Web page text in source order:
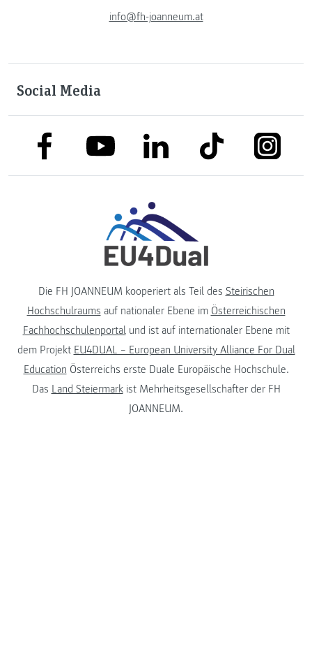
info@fh-joanneum.at
Social Media
link to facebooklink to youtubelink to linkedinlink to tiktok link to
Die FH JOANNEUM kooperiert als Teil des Steirischen
Hochschulraums auf nationaler Ebene im Österreichischen
Fachhochschulenportalund ist auf internationaler Ebene mit
dem Projekt EU4DUAL – European University Alliance For Dual
Education Österreichs erste Duale Europäische Hochschule.
Das Land Steiermarkist Mehrheitsgesellschafter der FH
JOANNEUM.